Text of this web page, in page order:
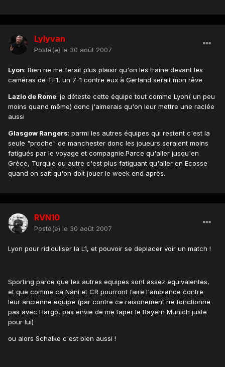
Lylyvan
Posté(e) le 30 août 2007
Lyon: Rien ne me ferait plus plaisir qu'on les traine devant les
caméras de TF1, un 7-1 contre eux à Gerland serait mon rêve
Lazio de Rome: je déteste cette équipe tout comme Lyon( un peu
moins quand même) donc j'aimerais qu'on leur mettre une raclée
aussi
Glasgow Rangers: parmi les autres équipes qui restent c'est la
seule "proche" de manchester donc les joueurs seraient moins
fatigués par le voyage et compagnie.Parce qu'aller jusqu'en
Grèce, Turquie ou autre c'est plus fatiguant qu'aller en Ecosse
quand on sait qu'on doit jouer le week end après.
RVN10
Posté(e) le 30 août 2007
Lyon pour ridiculiser la L1, et pouvoir se deplacer voir un match !
Sporting parce que les autres equipes sont assez equivalentes,
et que comme ca Nani et CR pourront faire l'ambiance contre
leur ancienne equipe (par contre ce raisonement ne fonctionne
pas avec Hargo, pas envie de me taper le Bayern Munich juste
pour lui)
ou alors Schalke c'est bien aussi !